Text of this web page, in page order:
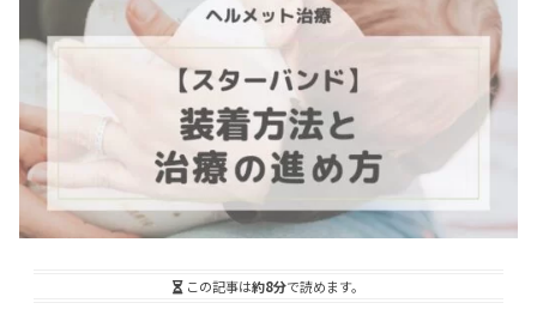
この記事は約8分で読めます。